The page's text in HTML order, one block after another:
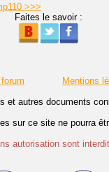
>>>
Faites le savoir :
Mentions
et autres documents
sur ce site ne pourra
autorisation sont